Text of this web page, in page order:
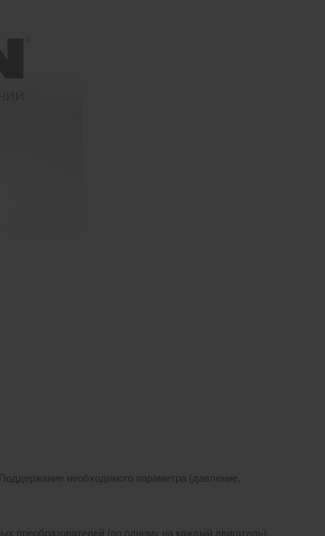
необходимого параметра (давление,
преобразователей (по одному на каждый двигатель)